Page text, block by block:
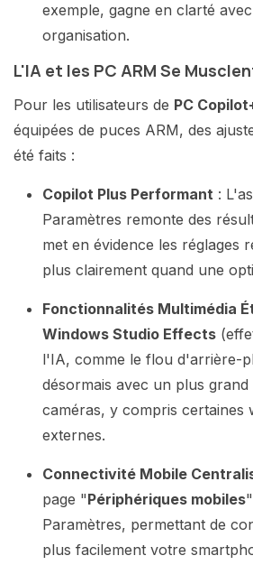
exemple, gagne en clarté
organisation.
L'IA et les PC ARM Se
Pour les utilisateurs de PC
équipées de puces ARM, des
été faits :
Copilot Plus Performant :
Paramètres remonte des
met en évidence les réglages
plus clairement quand une
Fonctionnalités Multimédia
Windows Studio Effects
l'IA, comme le flou d'arrière-
désormais avec un plus
caméras, y compris certaines
externes.
Connectivité Mobile
page "Périphériques mobiles
Paramètres, permettant de
plus facilement votre